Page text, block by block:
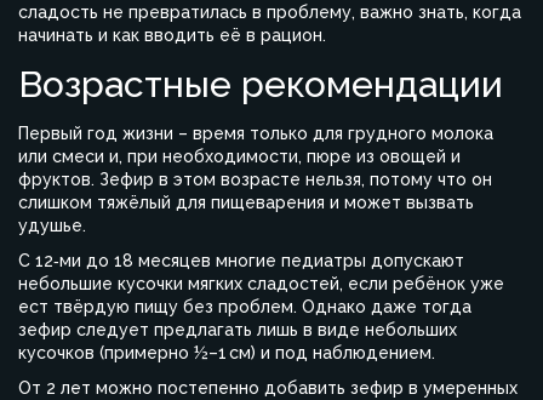
сладость не превратилась в проблему, важно знать, когда
начинать и как вводить её в рацион.
Возрастные рекомендации
Первый год жизни – время только для грудного молока
или смеси и, при необходимости, пюре из овощей и
фруктов. Зефир в этом возрасте нельзя, потому что он
слишком тяжёлый для пищеварения и может вызвать
удушье.
С 12‑ми до 18 месяцев многие педиатры допускают
небольшие кусочки мягких сладостей, если ребёнок уже
ест твёрдую пищу без проблем. Однако даже тогда
зефир следует предлагать лишь в виде небольших
кусочков (примерно ½–1 см) и под наблюдением.
От 2 лет можно постепенно добавить зефир в умеренных